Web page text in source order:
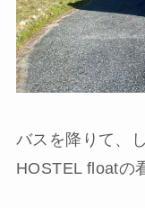
バスを降りて、
HOSTEL floatの